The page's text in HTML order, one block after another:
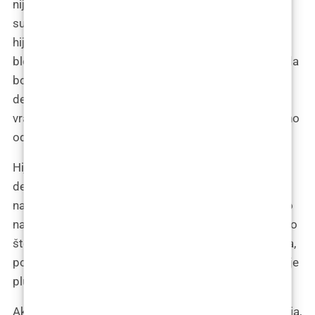
nije ostala imuna na ovaj trend. Među svim mogućim
superjunacima koji štite našu mladost i ljepotu,
hijaluronska kiselina definitivno zaslužuje svoj vlastiti
blockbuster. Možemo je zamisliti s plaštom (ili možda
bolje rečeno, s pipetom seruma) kako leti kroz naš
dermis, spašavajući suhe, dehidrirane stanice i
vraćajući volumen tamo gdje ga je vrijeme nepravedno
odnijelo.
Hijaluronska kiselina nije samo superheroj među
dermalnim filerima; ona je i MVP (najvrijedniji igrač)
našeg tijela kada je riječ o hidrataciji. Zamislite je kao
najbolji hidratantni serum koji ste ikada koristili, samo
što umjesto da ga nanesete izvana, ona dolazi iznutra,
poput tajnog agenta zaduženog za operacije “vraćanje
plump-a” i “spašavanje suhoće”.
Ako ste ikada gledali reklame za kreme protiv starenja,